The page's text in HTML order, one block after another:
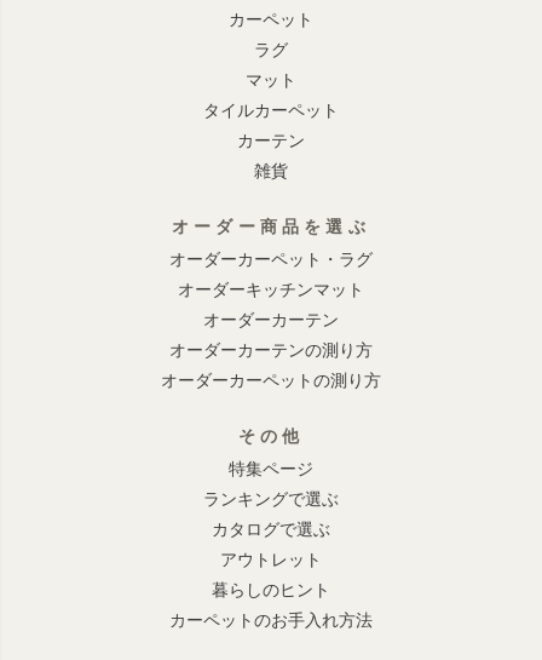
カーペット
ラグ
マット
タイルカーペット
カーテン
雑貨
オーダー商品を選ぶ
オーダーカーペット・ラグ
オーダーキッチンマット
オーダーカーテン
オーダーカーテンの測り方
オーダーカーペットの測り方
その他
特集ページ
ランキングで選ぶ
カタログで選ぶ
アウトレット
暮らしのヒント
カーペットのお手入れ方法